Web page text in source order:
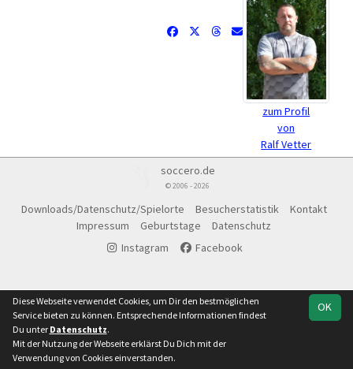
zum Profil
von
Ralf Vetter
soccero.de
© 2006 - 2026
Downloads/Datenschutz/Spielorte Besucherstatistik
Kontakt
Impressum
Geburtstage
Datenschutz
Instagram
Facebook
OK
Diese Webseite verwendet Cookies, um Dir den bestmöglichen
Service bieten zu können. Entsprechende Informationen findest
Du unter Datenschutz.
Mit der Nutzung der Webseite erklärst Du Dich mit der
Verwendung von Cookies einverstanden.